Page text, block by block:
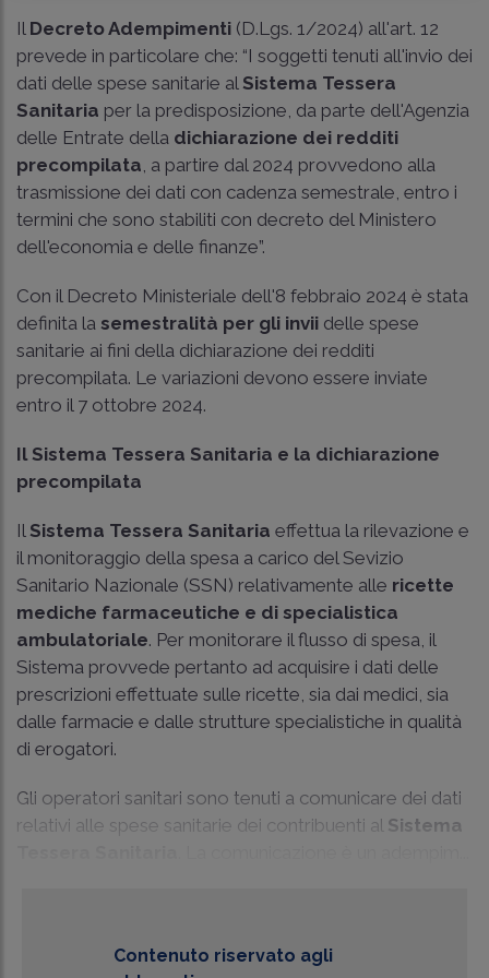
Il Decreto Adempimenti (D.Lgs. 1/2024) all'art. 12
prevede in particolare che: “I soggetti tenuti all'invio dei
dati delle spese sanitarie al Sistema Tessera
Sanitaria per la predisposizione, da parte dell'Agenzia
delle Entrate della dichiarazione dei redditi
precompilata , a partire dal 2024 provvedono alla
trasmissione dei dati con cadenza semestrale, entro i
termini che sono stabiliti con decreto del Ministero
dell'economia e delle finanze”.
Con il Decreto Ministeriale dell'8 febbraio 2024 è stata
definita la semestralità per gli invii delle spese
sanitarie ai fini della dichiarazione dei redditi
precompilata. Le variazioni devono essere inviate
entro il 7 ottobre 2024.
Il Sistema Tessera Sanitaria e la dichiarazione
precompilata
Il Sistema Tessera Sanitaria effettua la rilevazione e
il monitoraggio della spesa a carico del Sevizio
Sanitario Nazionale (SSN) relativamente alle ricette
mediche farmaceutiche e di specialistica
ambulatoriale. Per monitorare il flusso di spesa, il
Sistema provvede pertanto ad acquisire i dati delle
prescrizioni effettuate sulle ricette, sia dai medici, sia
dalle farmacie e dalle strutture specialistiche in qualità
di erogatori.
Gli operatori sanitari sono tenuti a comunicare dei dati
relativi alle spese sanitarie dei contribuenti al Sistema
Contenuto riservato agli